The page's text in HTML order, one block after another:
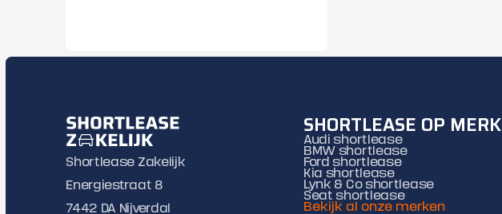
Shortlease Zakelijk
Energiestraat 8
7442 DA Nijverdal
SHORTLEASE OP MERK
Audi shortlease
BMW shortlease
Ford shortlease
Kia shortlease
Lynk & Co shortlease
Seat shortlease
Bekijk al onze merken